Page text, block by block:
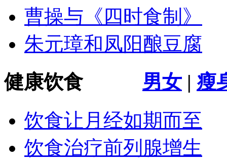
曹操与《四时食制》
朱元璋和凤阳酿豆腐
健康饮食 男女 | 瘦
饮食让月经如期而至
饮食治疗前列腺增生